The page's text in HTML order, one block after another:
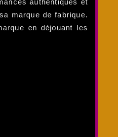
authentiques et
marque de fabrique.
en déjouant les